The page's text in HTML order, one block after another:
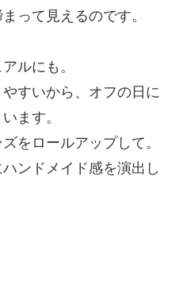
って見えるのです。
ルにも。
すいから、オフの日に
ます。
をロールアップして。
ンドメイド感を演出し